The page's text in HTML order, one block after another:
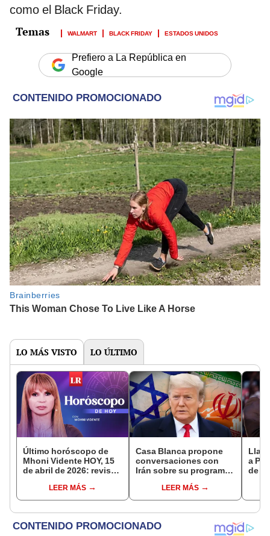
como el Black Friday.
WALMART BLACK FRIDAY ESTADOS UNIDOS
Prefiero a La República en
Google
LO MÁS VISTO LO ÚLTIMO
Último horóscopo de
Mhoni Vidente HOY, 15
de abril de 2026: revisa
signo y entérate si te
espera un día
LEER MÁS
Casa Blanca propone
conversaciones con
Irán sobre su programa
con Israel, según
reportes
LEER MÁS
a
de
por